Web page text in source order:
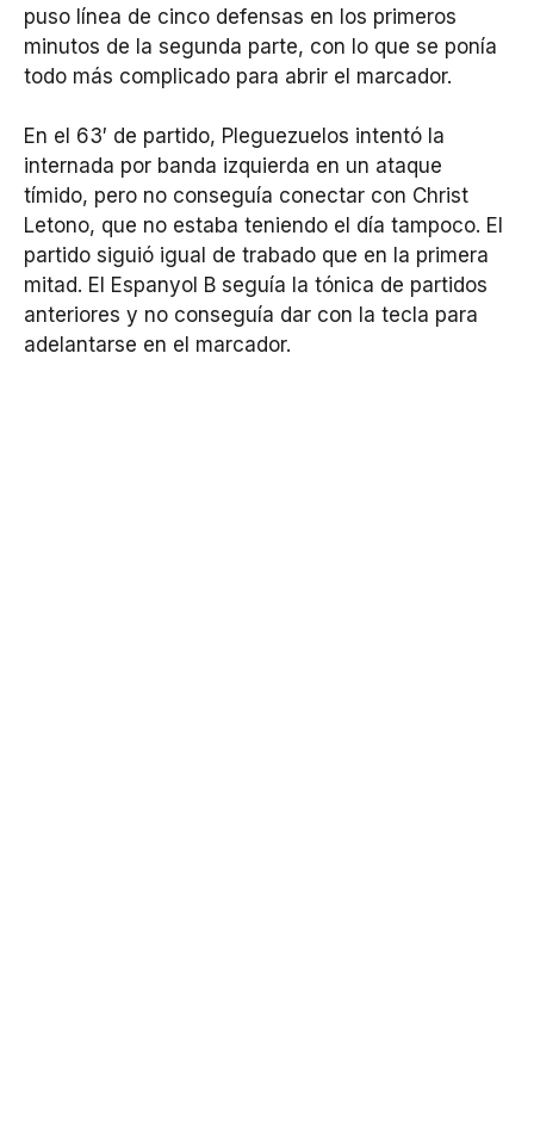
puso línea de cinco defensas en los primeros
minutos de la segunda parte, con lo que se ponía
todo más complicado para abrir el marcador.
En el 63′ de partido, Pleguezuelos intentó la
internada por banda izquierda en un ataque
tímido, pero no conseguía conectar con Christ
Letono, que no estaba teniendo el día tampoco. El
partido siguió igual de trabado que en la primera
mitad. El Espanyol B seguía la tónica de partidos
anteriores y no conseguía dar con la tecla para
adelantarse en el marcador.